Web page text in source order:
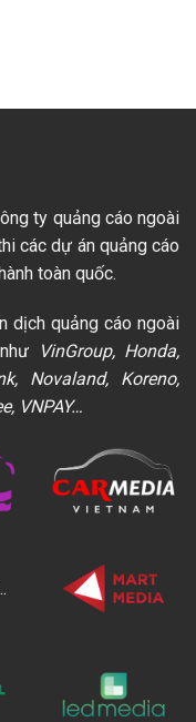
ty quảng cáo ngoài
các dự án quảng cáo
toàn quốc.
dịch quảng cáo ngoài
VinGroup, Honda,
Novaland, Koreno,
VNPAY…